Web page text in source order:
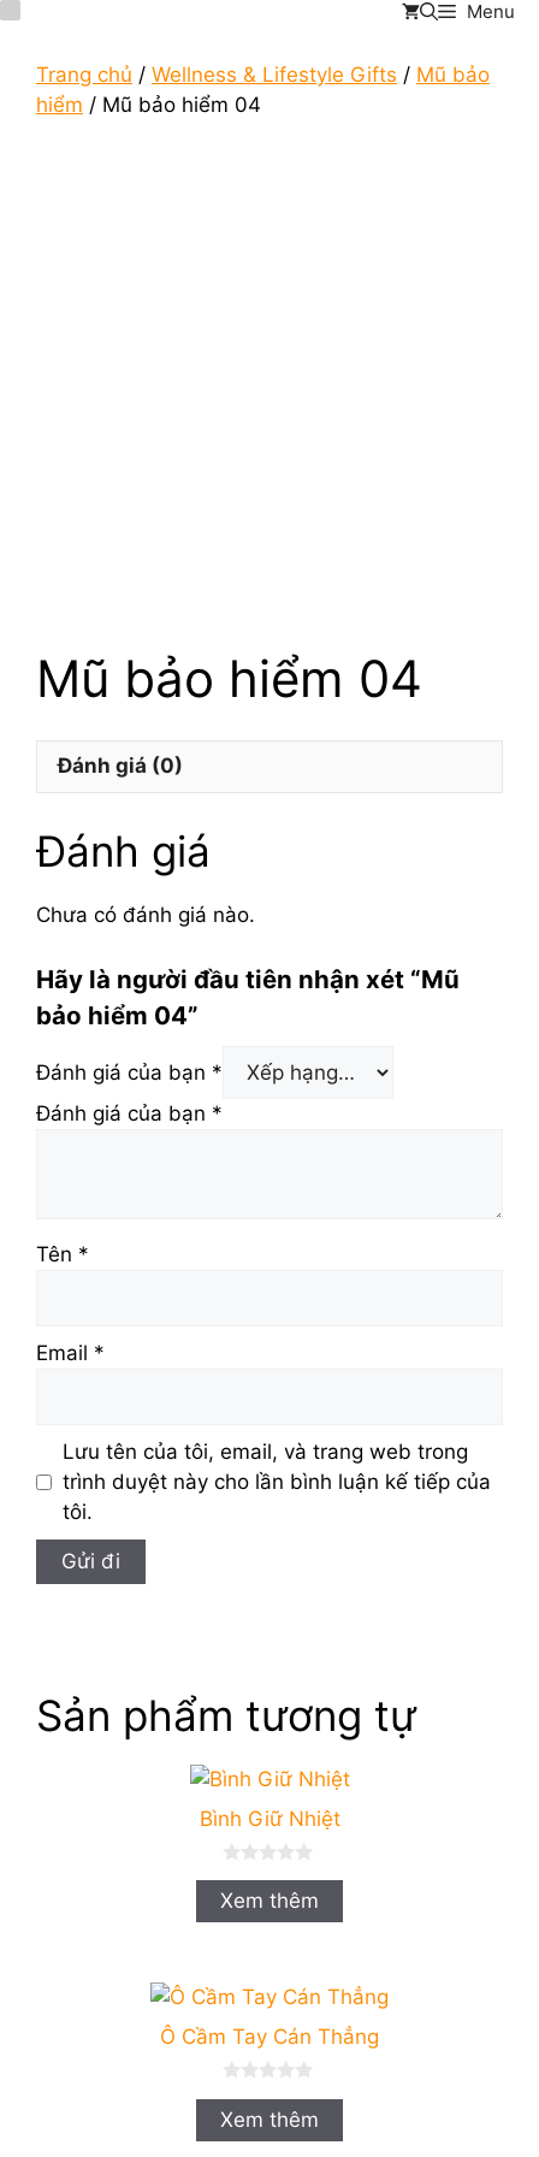
Chuyển
dung
Menu
Trang chủ / Wellness & Lifestyle Gifts / Mũ bảo
hiểm / Mũ bảo hiểm 04
Mũ bảo hiểm 04
Đánh giá (0)
Đánh giá
Chưa có đánh giá nào.
Hãy là người đầu tiên nhận xét “Mũ
bảo hiểm 04”
Đánh giá của bạn *
Đánh giá của bạn *
Tên *
Email *
Lưu tên của tôi, email, và trang web trong
trình duyệt này cho lần bình luận kế tiếp của
tôi.
Sản phẩm tương tự
Bình Giữ Nhiệt
0
n
g
o
Xem thêm
Ô Cầm Tay Cán Thẳng
n
g
o
Xem thêm